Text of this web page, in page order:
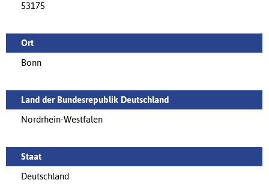
53175
Ort
Bonn
Land der Bundesrepublik Deutschland
Nordrhein-Westfalen
Staat
Deutschland